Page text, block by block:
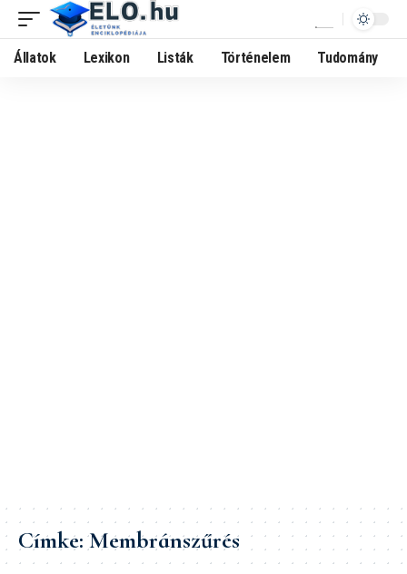
Állatok Lexikon Listák Történelem Tudomány
Címke:Membránszűrés